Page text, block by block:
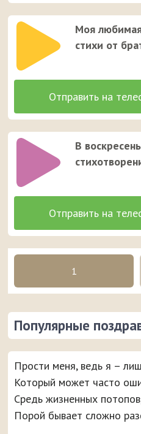
Моя
стихи от
В
1
Популярные
Прости меня, ведь я –
Который может часто
Средь жизненных
Порой бывает сложно